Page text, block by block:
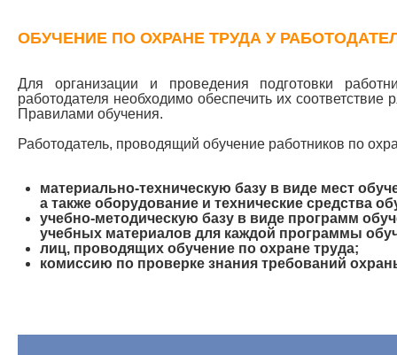
ОБУЧЕНИЕ ПО ОХРАНЕ ТРУДА У
Для организации и проведения подготовки
работодателя необходимо обеспечить их соответствие
Правилами обучения.
Работодатель, проводящий обучение работников по
материально-техническую базу в виде мест
а также оборудование и технические средства
учебно-методическую базу в виде программ
учебных материалов для каждой программы
лиц, проводящих обучение по охране труда;
комиссию по проверке знания требований